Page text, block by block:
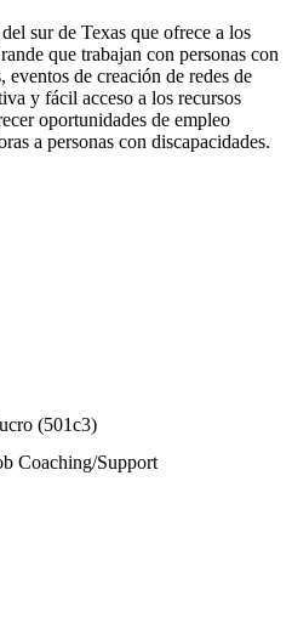
sur de Texas que ofrece a los
que trabajan con personas con
eventos de creación de redes de
y fácil acceso a los recursos
oportunidades de empleo
a personas con discapacidades.
(501c3)
Coaching/Support